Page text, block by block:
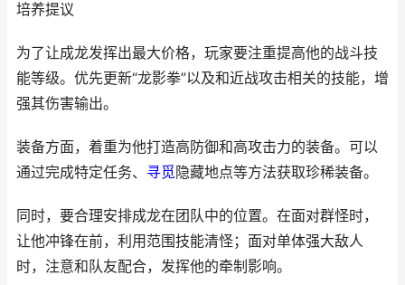
培养提议
为了让成龙发挥出最大价格，玩家要注重提高他的战斗技
能等级。优先更新“龙影拳”以及和近战攻击相关的技能，增
强其伤害输出。
装备方面，着重为他打造高防御和高攻击力的装备。可以
通过完成特定任务、 寻觅隐藏地点等方法获取珍稀装备。
同时，要合理安排成龙在团队中的位置。在面对群怪时，
让他冲锋在前，利用范围技能清怪；面对单体强大敌人
时，注意和队友配合，发挥他的牵制影响。